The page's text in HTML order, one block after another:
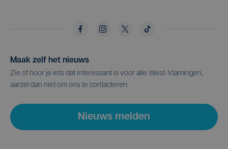
Maak zelf het nieuws
Zie of hoor je iets dat interessant is voor alle West-Vlamingen,
aarzel dan niet om ons te contacteren.
Nieuws melden